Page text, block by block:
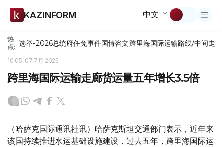
KAZINFORM 中文
热
点: 选举-2026总统府任免事件国情咨文跨里海国际运输路线/中间走廊
10:05, 07 7月 2026
跨里海国际运输走廊货运量五年增长3.5倍
（哈萨克国际通讯社讯）哈萨克斯坦交通部门表示，近年来
该国持续推进水运基础设施建设，过去五年，跨里海国际运